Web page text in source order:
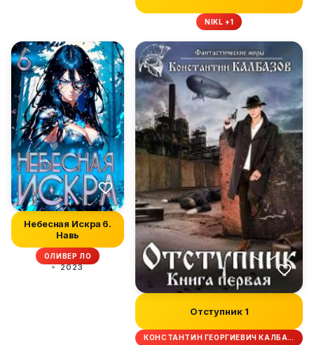
NIKL +1
Небесная Искра 6.
Навь
ОЛИВЕР ЛО
2023
Отступник 1
КОНСТАНТИН ГЕОРГИЕВИЧ КАЛБА…